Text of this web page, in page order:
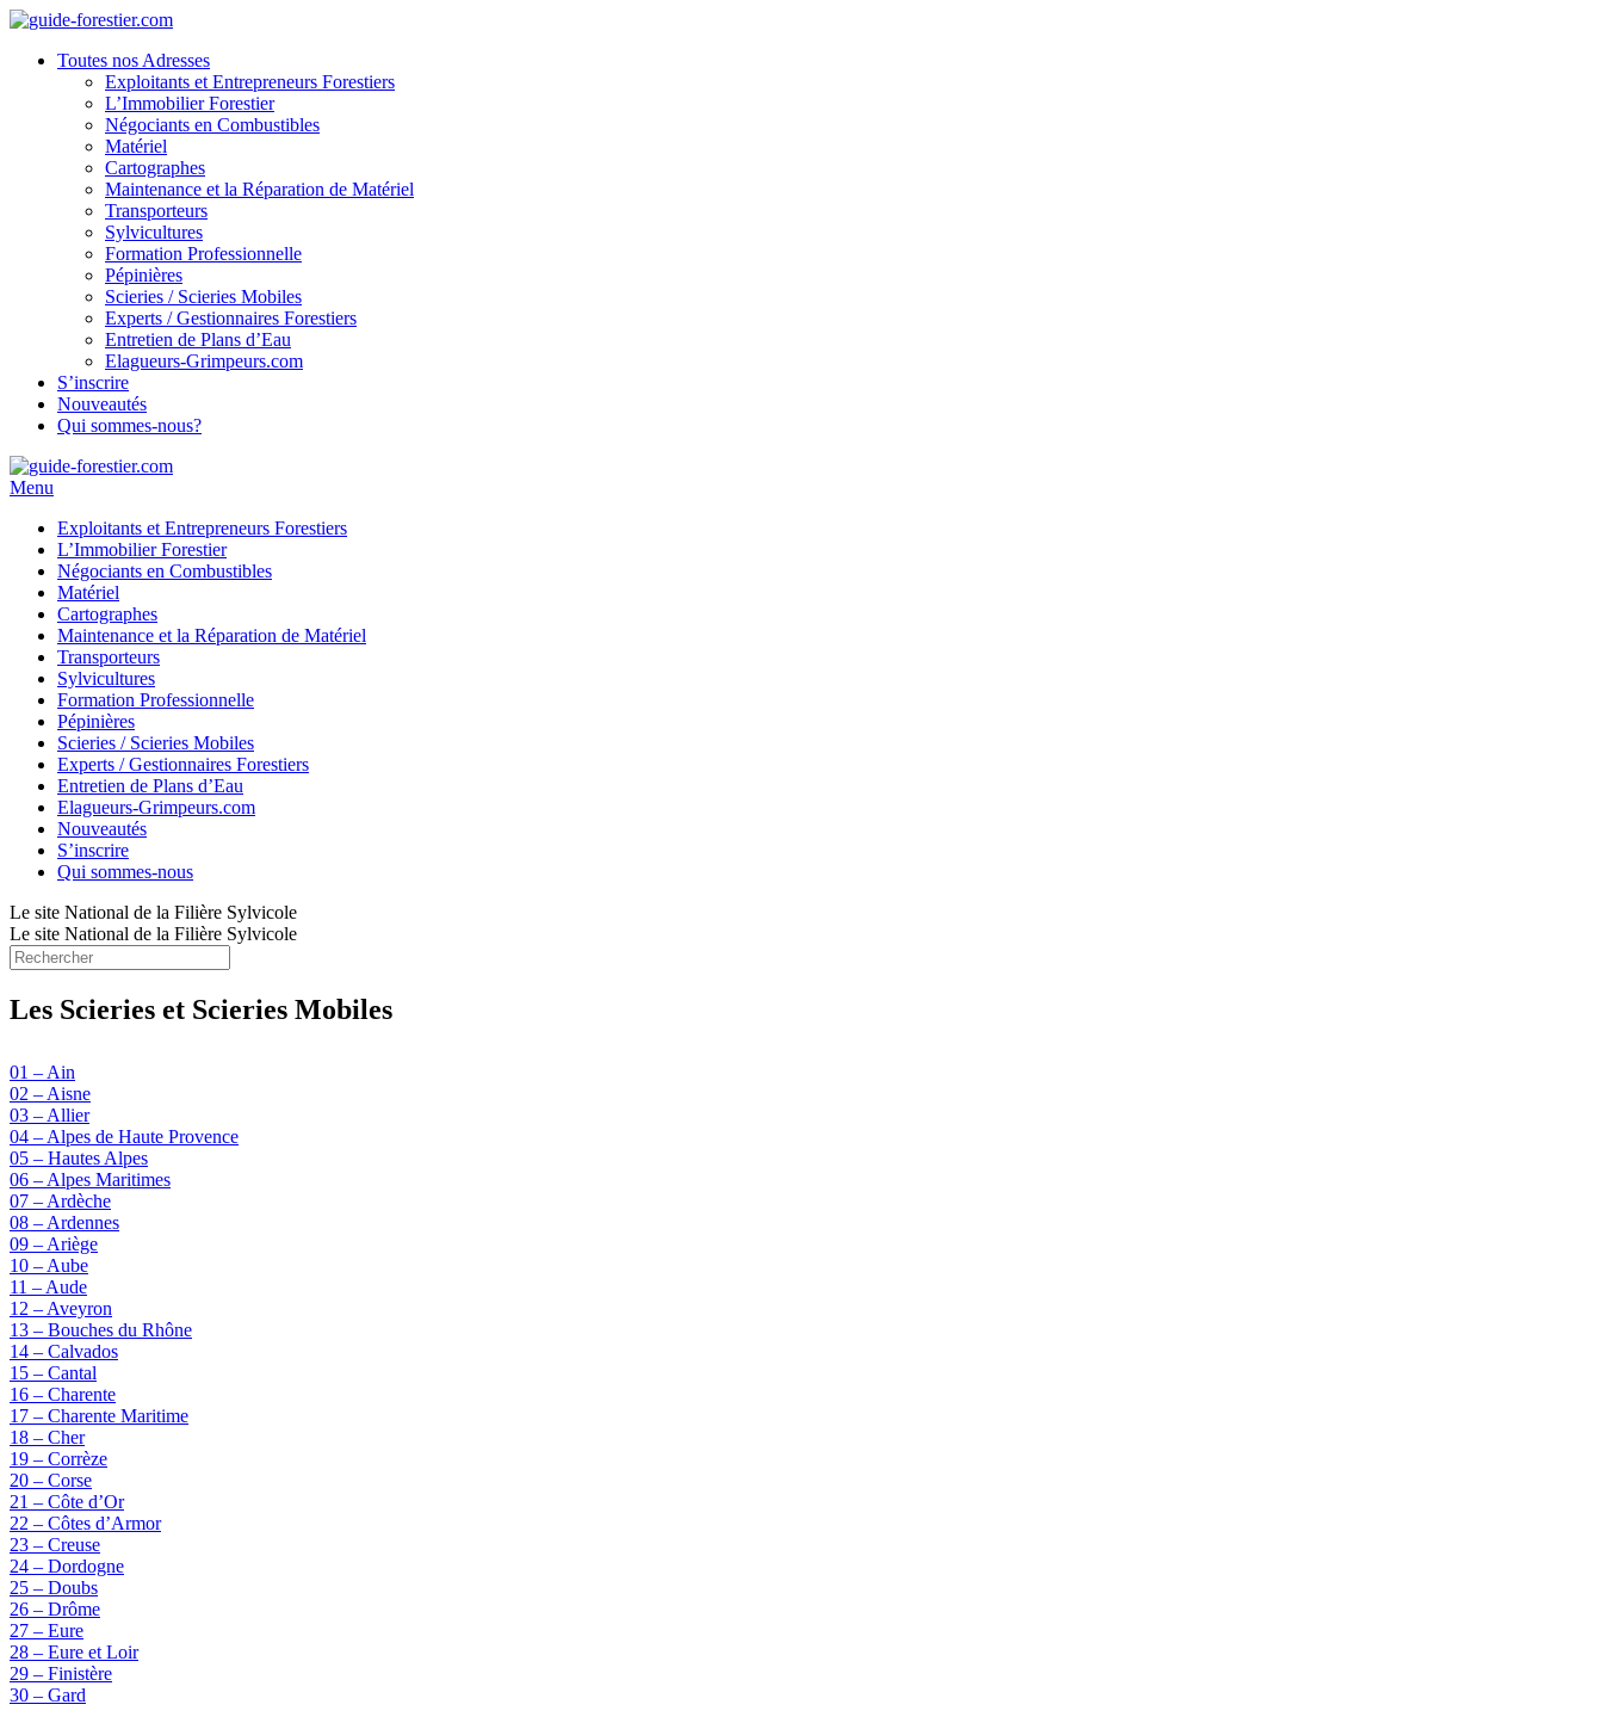
Toutes nos Adresses
Exploitants et Entrepreneurs Forestiers
L’Immobilier Forestier
Négociants en Combustibles
Matériel
Cartographes
Maintenance et la Réparation de Matériel
Transporteurs
Sylvicultures
Formation Professionnelle
Pépinières
Scieries / Scieries Mobiles
Experts / Gestionnaires Forestiers
Entretien de Plans d’Eau
Elagueurs-Grimpeurs.com
S’inscrire
Nouveautés
Qui sommes-nous?
Menu
Exploitants et Entrepreneurs Forestiers
L’Immobilier Forestier
Négociants en Combustibles
Matériel
Cartographes
Maintenance et la Réparation de Matériel
Transporteurs
Sylvicultures
Formation Professionnelle
Pépinières
Scieries / Scieries Mobiles
Experts / Gestionnaires Forestiers
Entretien de Plans d’Eau
Elagueurs-Grimpeurs.com
Nouveautés
S’inscrire
Qui sommes-nous
Le site National de la Filière Sylvicole
Le site National de la Filière Sylvicole
Les Scieries et Scieries Mobiles
01 – Ain
02 – Aisne
03 – Allier
04 – Alpes de Haute Provence
05 – Hautes Alpes
06 – Alpes Maritimes
07 – Ardèche
08 – Ardennes
09 – Ariège
10 – Aube
11 – Aude
12 – Aveyron
13 – Bouches du Rhône
14 – Calvados
15 – Cantal
16 – Charente
17 – Charente Maritime
18 – Cher
19 – Corrèze
20 – Corse
21 – Côte d’Or
22 – Côtes d’Armor
23 – Creuse
24 – Dordogne
25 – Doubs
26 – Drôme
27 – Eure
28 – Eure et Loir
29 – Finistère
30 – Gard